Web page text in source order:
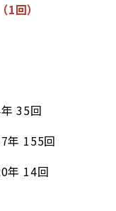
（1回）
年35回
年 155回
年 14回